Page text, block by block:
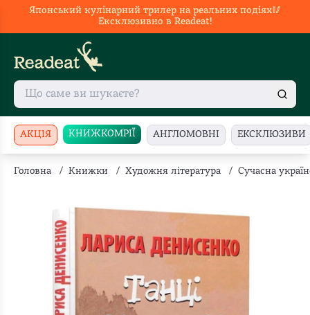
Японський кулінарний трилер на реальних подіях🥢
Ексклюзивно в Readeat!
АКЦІЯ КНИЖКОМРІЇ АНГЛОМОВНІ ЕКСКЛЮЗИВИ
Головна / Книжки / Художня література / Сучасна